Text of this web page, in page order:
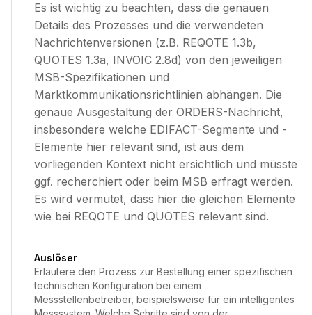
Es ist wichtig zu beachten, dass die genauen
Details des Prozesses und die verwendeten
Nachrichtenversionen (z.B. REQOTE 1.3b,
QUOTES 1.3a, INVOIC 2.8d) von den jeweiligen
MSB-Spezifikationen und
Marktkommunikationsrichtlinien abhängen. Die
genaue Ausgestaltung der ORDERS-Nachricht,
insbesondere welche EDIFACT-Segmente und -
Elemente hier relevant sind, ist aus dem
vorliegenden Kontext nicht ersichtlich und müsste
ggf. recherchiert oder beim MSB erfragt werden.
Es wird vermutet, dass hier die gleichen Elemente
wie bei REQOTE und QUOTES relevant sind.
Auslöser
Erläutere den Prozess zur Bestellung einer spezifischen
technischen Konfiguration bei einem
Messstellenbetreiber, beispielsweise für ein intelligentes